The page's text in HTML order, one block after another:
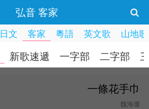
弘音 客家
日文 客家 粵語 英文歌 山地歌
新歌速遞 一字部 二字部
一條花手巾
魏海珊